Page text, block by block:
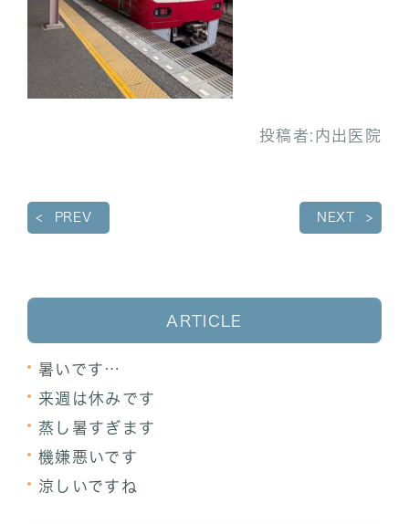
投稿者: 内出医院
PREV NEXT
ARTICLE
暑いです…
来週は休みです
蒸し暑すぎます
機嫌悪いです
涼しいですね